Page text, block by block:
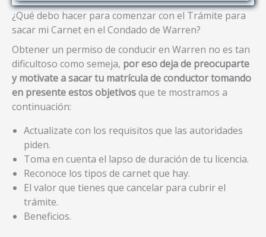
¿Qué debo hacer para comenzar con el Trámite para
sacar mi Carnet en el Condado de Warren?
Obtener un permiso de conducir en Warren no es tan
dificultoso como semeja, por eso deja de preocuparte
y motivate a sacar tu matrícula de conductor tomando
en presente estos objetivosque te mostramos a
continuación:
Actualizate con los requisitos que las autoridades
piden.
Toma en cuenta el lapso de duración de tu licencia.
Reconoce los tipos de carnet que hay.
El valor que tienes que cancelar para cubrir el
trámite.
Beneficios.